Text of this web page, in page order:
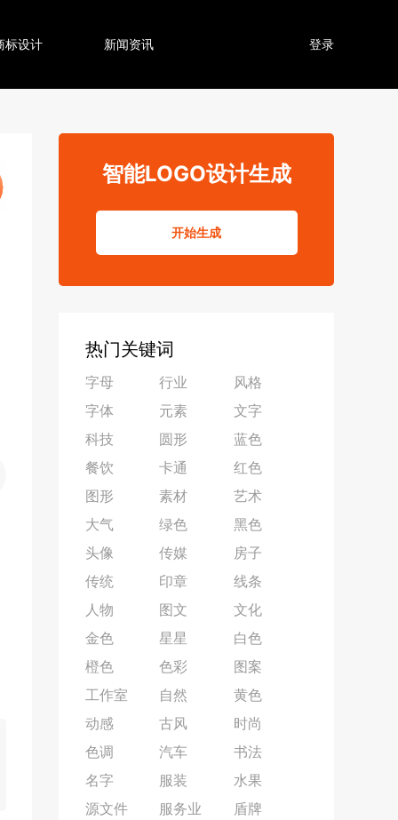
标设计 新闻资讯 登录
智能LOGO设计生成
开始生成
热门关键词
字母 行业
风格
字体
元素
文字
科技
圆形
蓝色
餐饮
卡通
红色
图形
素材
艺术
大气
绿色
黑色
头像
传媒
房子
传统
印章
线条
人物
图文
文化
金色
星星
白色
橙色
色彩
图案
工作室
自然
黄色
动感
古风
时尚
色调
汽车
书法
名字
服装
水果
源文件
服务业
盾牌